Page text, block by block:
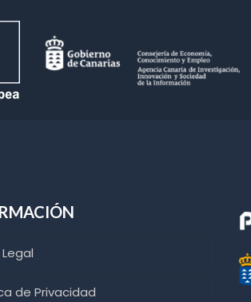
de Privacidad